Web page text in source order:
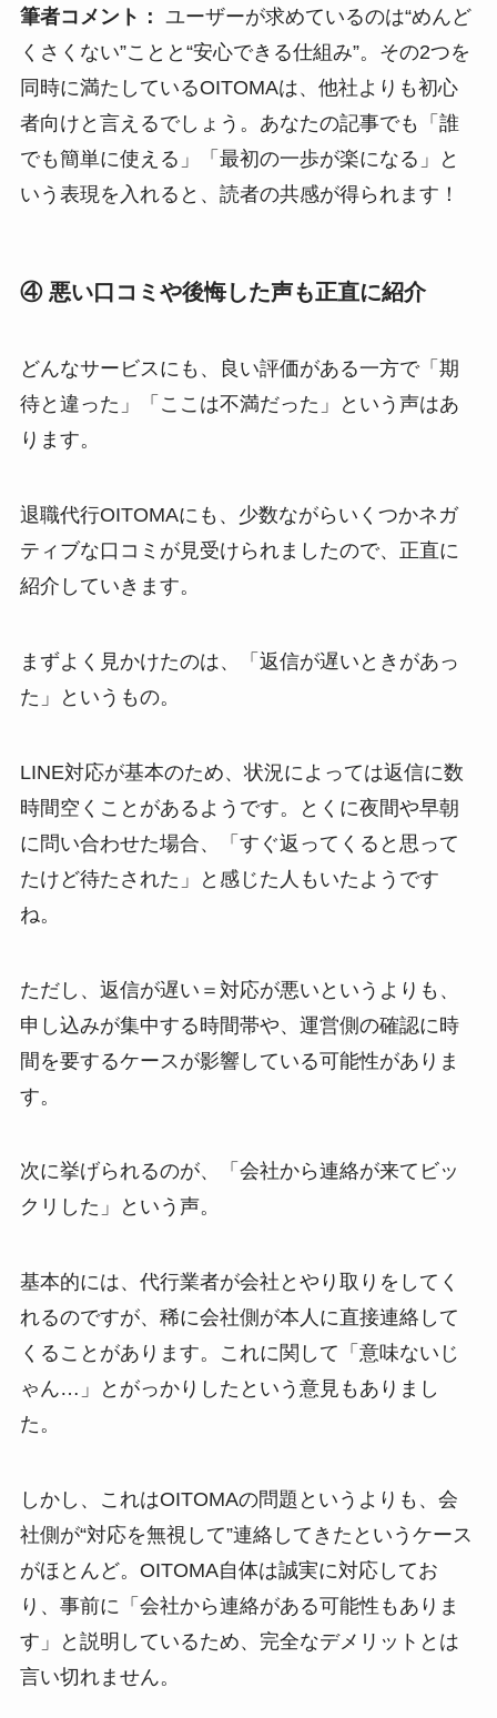
筆者コメント： ユーザーが求めているのは“めんど
くさくない”ことと“安心できる仕組み”。その2つを
同時に満たしているOITOMAは、他社よりも初心
者向けと言えるでしょう。あなたの記事でも「誰
でも簡単に使える」「最初の一歩が楽になる」と
いう表現を入れると、読者の共感が得られます！
④ 悪い口コミや後悔した声も正直に紹介
どんなサービスにも、良い評価がある一方で「期
待と違った」「ここは不満だった」という声はあ
ります。
退職代行OITOMAにも、少数ながらいくつかネガ
ティブな口コミが見受けられましたので、正直に
紹介していきます。
まずよく見かけたのは、「返信が遅いときがあっ
た」というもの。
LINE対応が基本のため、状況によっては返信に数
時間空くことがあるようです。とくに夜間や早朝
に問い合わせた場合、「すぐ返ってくると思って
たけど待たされた」と感じた人もいたようです
ね。
ただし、返信が遅い＝対応が悪いというよりも、
申し込みが集中する時間帯や、運営側の確認に時
間を要するケースが影響している可能性がありま
す。
次に挙げられるのが、「会社から連絡が来てビッ
クリした」という声。
基本的には、代行業者が会社とやり取りをしてく
れるのですが、稀に会社側が本人に直接連絡して
くることがあります。これに関して「意味ないじ
ゃん…」とがっかりしたという意見もありまし
た。
しかし、これはOITOMAの問題というよりも、会
社側が“対応を無視して”連絡してきたというケース
がほとんど。OITOMA自体は誠実に対応してお
り、事前に「会社から連絡がある可能性もありま
す」と説明しているため、完全なデメリットとは
言い切れません。